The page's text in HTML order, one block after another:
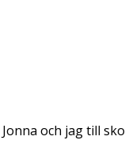
och jag till